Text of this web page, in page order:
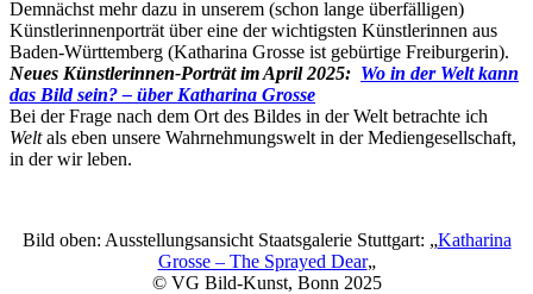
Demnächst mehr dazu in unserem (schon lange überfälligen)
Künstlerinnenporträt über eine der wichtigsten Künstlerinnen aus
Baden-Württemberg (Katharina Grosse ist gebürtige Freiburgerin).
Neues Künstlerinnen-Porträt im April 2025: Wo in der Welt kann
das Bild sein? – über Katharina Grosse
Bei der Frage nach dem Ort des Bildes in der Welt betrachte ich
Weltals eben unsere Wahrnehmungswelt in der Mediengesellschaft,
in der wir leben.
Bild oben: Ausstellungsansicht Staatsgalerie Stuttgart: „Katharina
Grosse – The Sprayed Dear„
© VG Bild-Kunst, Bonn 2025